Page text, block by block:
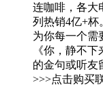
连咖啡，各大
列热销4亿+杯
为你每一个需
《你，静不
的金句或听友
>>>点击购买